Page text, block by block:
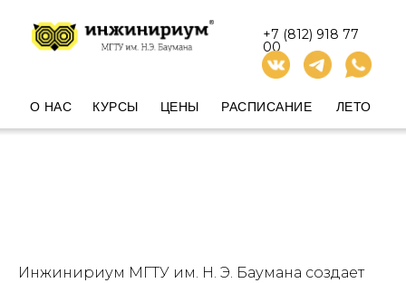
+7 (812) 918 77
00
О НАС КУРСЫ ЛЕТО
ЦЕНЫ РАСПИСАНИЕ
Инжинириум МГТУ им. Н. Э. Баумана создает